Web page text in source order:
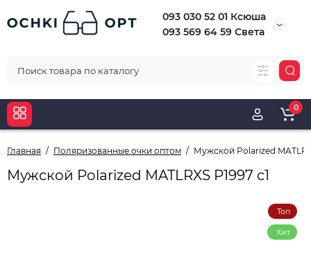
093 030 52 01 Ксюша
093 569 64 59 Света
0
Главная Поляризованные очки оптом Мужской Polarized
Мужской Polarized MATLRXS P1997 c1
Топ
Хит